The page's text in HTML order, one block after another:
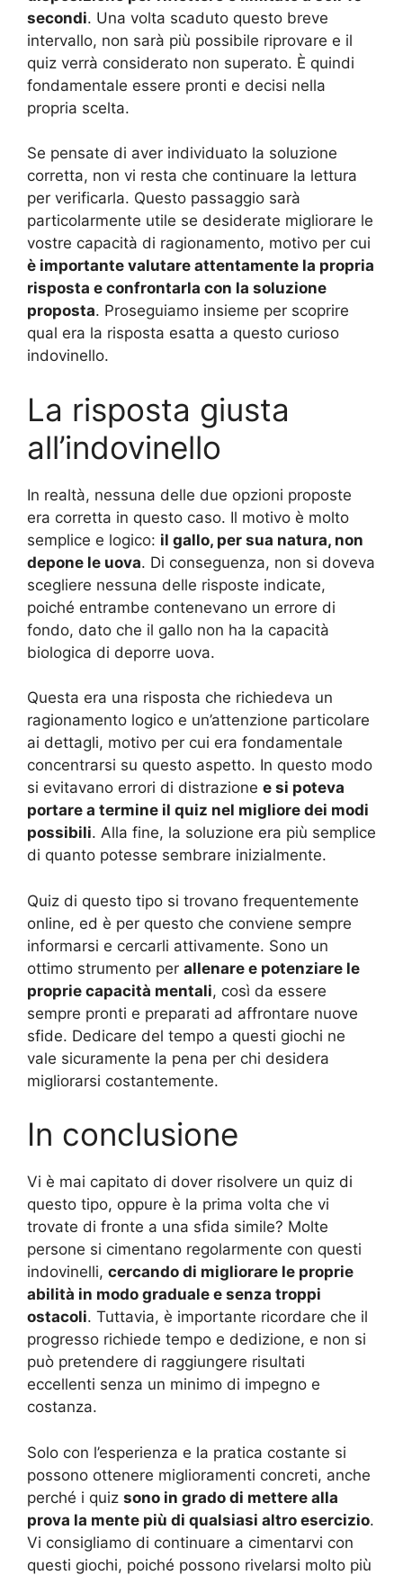
secondi. Una volta scaduto questo breve
intervallo, non sarà più possibile riprovare e il
quiz verrà considerato non superato. È quindi
fondamentale essere pronti e decisi nella
propria scelta.
Se pensate di aver individuato la soluzione
corretta, non vi resta che continuare la lettura
per verificarla. Questo passaggio sarà
particolarmente utile se desiderate migliorare le
vostre capacità di ragionamento, motivo per cui
è importante valutare attentamente la propria
risposta e confrontarla con la soluzione
proposta. Proseguiamo insieme per scoprire
qual era la risposta esatta a questo curioso
indovinello.
La risposta giusta
all’indovinello
In realtà, nessuna delle due opzioni proposte
era corretta in questo caso. Il motivo è molto
semplice e logico: il gallo, per sua natura, non
depone le uova. Di conseguenza, non si doveva
scegliere nessuna delle risposte indicate,
poiché entrambe contenevano un errore di
fondo, dato che il gallo non ha la capacità
biologica di deporre uova.
Questa era una risposta che richiedeva un
ragionamento logico e un’attenzione particolare
ai dettagli, motivo per cui era fondamentale
concentrarsi su questo aspetto. In questo modo
si evitavano errori di distrazione e si poteva
portare a termine il quiz nel migliore dei modi
possibili. Alla fine, la soluzione era più semplice
di quanto potesse sembrare inizialmente.
Quiz di questo tipo si trovano frequentemente
online, ed è per questo che conviene sempre
informarsi e cercarli attivamente. Sono un
ottimo strumento per allenare e potenziare le
proprie capacità mentali, così da essere
sempre pronti e preparati ad affrontare nuove
sfide. Dedicare del tempo a questi giochi ne
vale sicuramente la pena per chi desidera
migliorarsi costantemente.
In conclusione
Vi è mai capitato di dover risolvere un quiz di
questo tipo, oppure è la prima volta che vi
trovate di fronte a una sfida simile? Molte
persone si cimentano regolarmente con questi
indovinelli, cercando di migliorare le proprie
abilità in modo graduale e senza troppi
ostacoli. Tuttavia, è importante ricordare che il
progresso richiede tempo e dedizione, e non si
può pretendere di raggiungere risultati
eccellenti senza un minimo di impegno e
costanza.
Solo con l’esperienza e la pratica costante si
possono ottenere miglioramenti concreti, anche
perché i quiz sono in grado di mettere alla
prova la mente più di qualsiasi altro esercizio.
Vi consigliamo di continuare a cimentarvi con
questi giochi, poiché possono rivelarsi molto più